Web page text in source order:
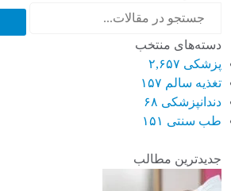
دسته‌های منتخب
پزشکی ۲,۶۵۷
تغذیه سالم ۱۵۷
دندانپزشکی ۶۸
طب سنتی ۱۵۱
جدیدترین مطالب